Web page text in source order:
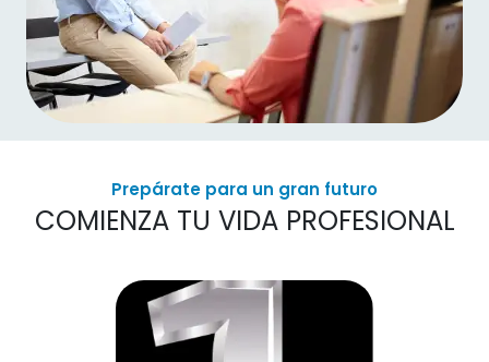
Prepárate para un gran futuro
COMIENZA TU VIDA PROFESIONAL​